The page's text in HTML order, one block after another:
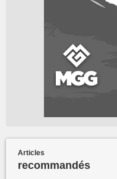
Articles
recommandés